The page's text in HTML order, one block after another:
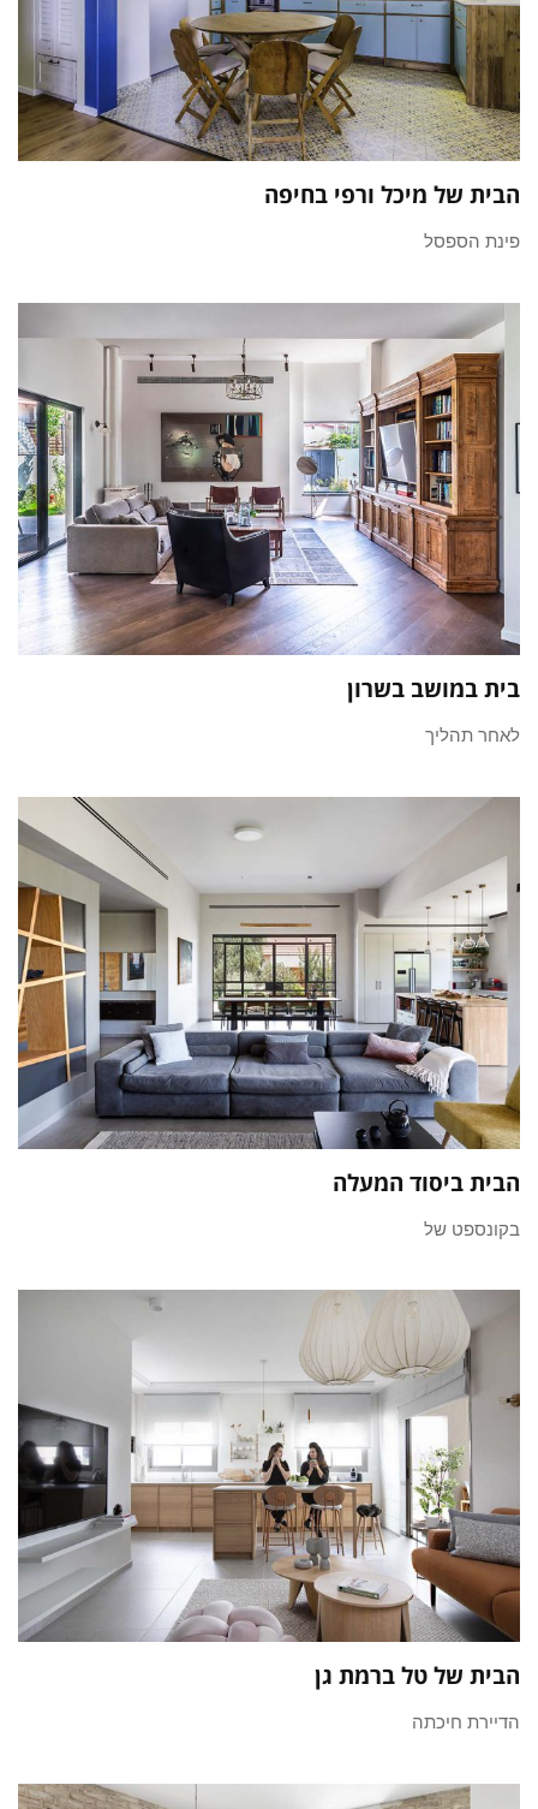
הבית של מיכל ורפי בחיפה
פינת הספסל
בית במושב בשרון
לאחר תהליך
הבית ביסוד המעלה
בקונספט של
הבית של טל ברמת גן
הדיירת חיכתה